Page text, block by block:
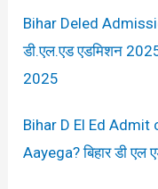
Bihar Deled
डी.एल.एड एडमिशन
2025
Bihar D El Ed
Aayega? बिहार डी एल